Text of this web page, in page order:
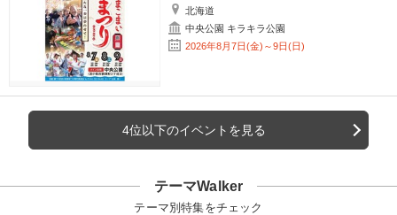
北海道
中央公園 キラキラ公園
2026年8月7日(金)～9日(日)
4位以下のイベントを見る
テーマWalker
テーマ別特集をチェック